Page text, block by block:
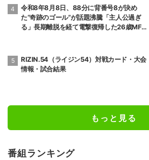
令和8年8月8日、88分に背番号8が決め
た“奇跡のゴール”が話題沸騰「主人公過ぎ
る」長期離脱を経て電撃復帰した26歳MF
RIZIN.54（ライジン54）対戦カード・大会
情報・試合結果
もっと見る
番組ランキング